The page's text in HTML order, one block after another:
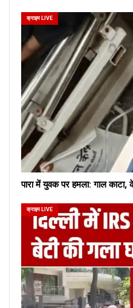
क्राइम LIVE
पारा में युवक पर हमला: गाल काटा,
क्राइम LIVE